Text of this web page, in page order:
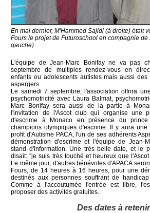
En mai dernier, M'Hammed Sajidi (à droite) était
Fours le projet de Futuroschool en compagnie
gauche).
L'équipe de Jean-Marc Bonifay ne va pas
septembre de multiples rendez-vous en
enfants ou adolescents autistes mais aussi
aspergers.
Le samedi 7 septembre, l'association offrira
psychomotricité avec Laura Balmat,
Marc Bonifay sera aussi de la partie à
l'invitation de l'Ascot club qui organise une
d'escrime à Monaco en présence du
champions olympiques d'escrime. Il y aura
profit d'Autisme PACA, l'un de ses adhérents
démonstration d'escrime et l'équipe de Jean-
stand d'information. Une très belle date, et le
disait: "je suis très touché et heureux que
Le même jour, d'autres bénévoles d'APACA
Fours, de 14 heures à 16 heures, pour une
destinés aux personnes souffrant de
Comme à l'accoutumée l'entrée est libre,
proposer des activités gratuites.
Des dates à retenir